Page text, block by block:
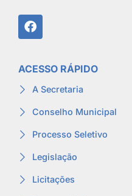
ACESSO RÁPIDO
A Secretaria
Conselho Municipal
Processo Seletivo
Legislação
Licitações